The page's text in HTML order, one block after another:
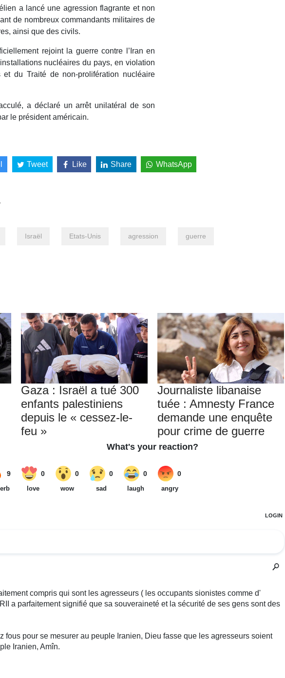
a lancé une agression flagrante et non
de nombreux commandants militaires de
ainsi que des civils.
rejoint la guerre contre l’Iran en
nucléaires du pays, en violation
du Traité de non-prolifération nucléaire
a déclaré un arrêt unilatéral de son
le président américain.
Tweet Like Share WhatsApp
Israël Etats-Unis agression guerre
Gaza : Israël a tué 300
enfants palestiniens
depuis le « cessez-le-
feu »
Journaliste libanaise
tuée : Amnesty France
demande une enquête
pour crime de guerre